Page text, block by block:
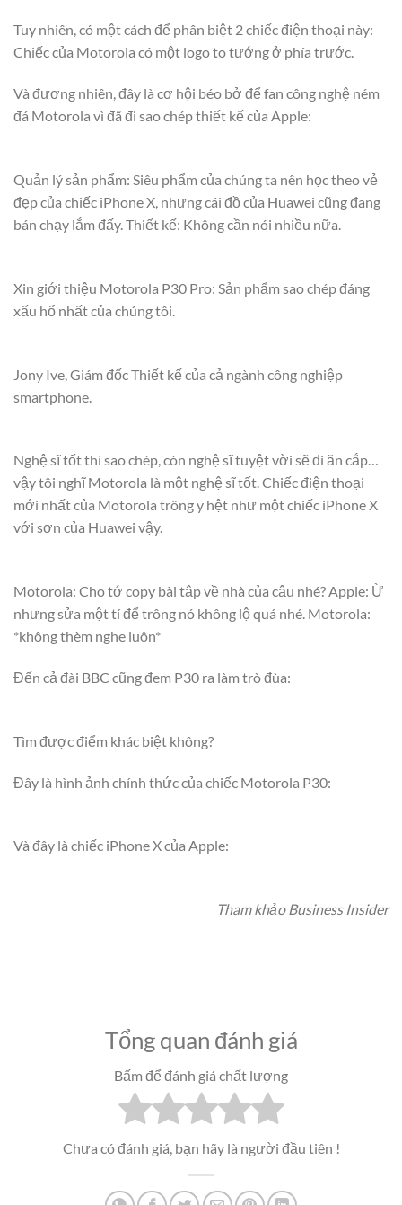
Tuy nhiên, có một cách để phân biệt 2 chiếc điện thoại này:
Chiếc của Motorola có một logo to tướng ở phía trước.
Và đương nhiên, đây là cơ hội béo bở để fan công nghệ ném
đá Motorola vì đã đi sao chép thiết kế của Apple:
Quản lý sản phẩm: Siêu phẩm của chúng ta nên học theo vẻ
đẹp của chiếc iPhone X, nhưng cái đồ của Huawei cũng đang
bán chạy lắm đấy. Thiết kế: Không cần nói nhiều nữa.
Xin giới thiệu Motorola P30 Pro: Sản phẩm sao chép đáng
xấu hổ nhất của chúng tôi.
Jony Ive, Giám đốc Thiết kế của cả ngành công nghiệp
smartphone.
Nghệ sĩ tốt thì sao chép, còn nghệ sĩ tuyệt vời sẽ đi ăn cắp…
vậy tôi nghĩ Motorola là một nghệ sĩ tốt. Chiếc điện thoại
mới nhất của Motorola trông y hệt như một chiếc iPhone X
với sơn của Huawei vậy.
Motorola: Cho tớ copy bài tập về nhà của cậu nhé? Apple: Ừ
nhưng sửa một tí để trông nó không lộ quá nhé. Motorola:
*không thèm nghe luôn*
Đến cả đài BBC cũng đem P30 ra làm trò đùa:
Tìm được điểm khác biệt không?
Đây là hình ảnh chính thức của chiếc Motorola P30:
Và đây là chiếc iPhone X của Apple:
Tham khảo Business Insider
Tổng quan đánh giá
Bấm để đánh giá chất lượng
Chưa có đánh giá, bạn hãy là người đầu tiên !